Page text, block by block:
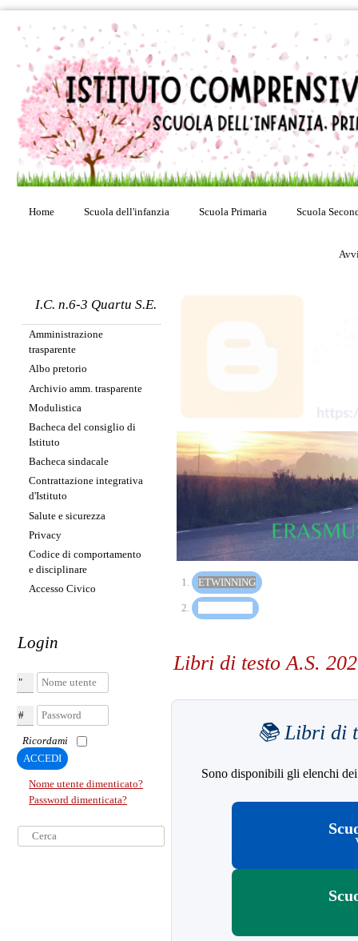
Home Scuola dell'infanzia Scuola Primaria Scuola
I.C. n.6-3 Quartu S.E.
Amministrazione
trasparente
Albo pretorio
Archivio amm. trasparente
Modulistica
Bacheca del consiglio di
Istituto
Bacheca sindacale
Contrattazione integrativa
d'Istituto
Salute e sicurezza
Privacy
Codice di comportamento
e disciplinare
Accesso Civico
Login
Nome utente
Password
Ricordami
ACCEDI
Nome utente dimenticato?
Password dimenticata?
Cerca...
Presentazione
Erasmus+
ETWINNING(PULSANTE
(PULSANTE
Libri di testo A.S.
📚 Libri di
Sono disponibili gli elenchi